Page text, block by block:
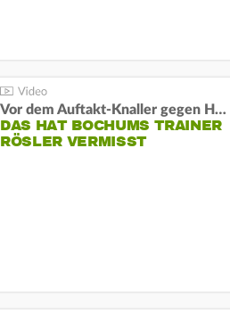
Vor dem Auftakt-Knaller gegen Hertha:
DAS HAT BOCHUMS TRAINER
RÖSLER VERMISST